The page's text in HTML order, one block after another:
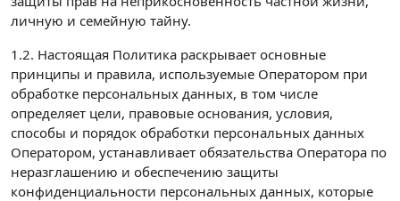
личную и семейную тайну.
1.2. Настоящая Политика раскрывает основные
принципы и правила, используемые Оператором при
обработке персональных данных, в том числе
определяет цели, правовые основания, условия,
способы и порядок обработки персональных данных
Оператором, устанавливает обязательства Оператора по
неразглашению и обеспечению защиты
конфиденциальности персональных данных, которые